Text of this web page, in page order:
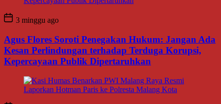
3 minggu ago
Agus Flores Soroti Penegakan Hukum: Jangan Ada
Kesan Perlindungan terhadap Terduga Korupsi,
Kepercayaan Publik Dipertaruhkan